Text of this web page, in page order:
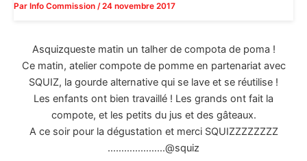
Par Info Commission /24 novembre 2017
Asquizqueste matin un talher de compota de poma !
Ce matin, atelier compote de pomme en partenariat avec
SQUIZ, la gourde alternative qui se lave et se réutilise !
Les enfants ont bien travaillé ! Les grands ont fait la
compote, et les petits du jus et des gâteaux.
A ce soir pour la dégustation et merci SQUIZZZZZZZZ
…………………@squiz